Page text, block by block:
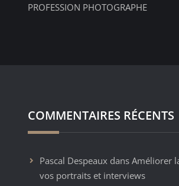
PROFESSION PHOTOGRAPHE
COMMENTAIRES RÉCENTS
Pascal Despeaux dans Améliorer
vos portraits et interviews